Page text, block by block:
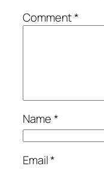
Comment*
Name*
Email*